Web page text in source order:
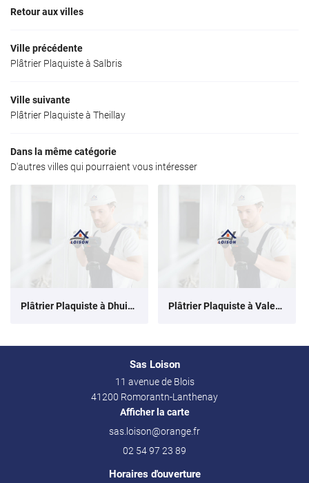
Retour aux villes
Ville précédente
Plâtrier Plaquiste à Salbris
Ville suivante
Plâtrier Plaquiste à Theillay
Dans la même catégorie
D'autres villes qui pourraient vous intéresser
Plâtrier Plaquiste à Dhuizon Plâtrier Plaquiste à Valençay
Sas Loison
11 avenue de Blois
41200 Romorantn-Lanthenay
Afficher la carte
02 54 97 23 89
Horaires d'ouverture